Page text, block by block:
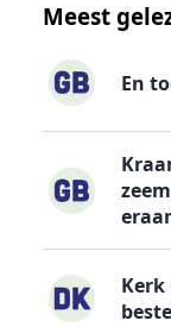
Meest
En